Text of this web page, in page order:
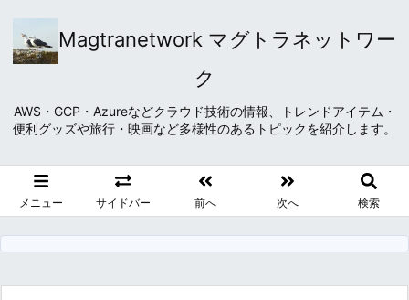
Magtranetwork マグトラネットワー
ク
AWS・GCP・Azureなどクラウド技術の情報、トレンドアイテム・
便利グッズや旅行・映画など多様性のあるトピックを紹介します。
メニュー サイドバー 前へ 次へ 検索